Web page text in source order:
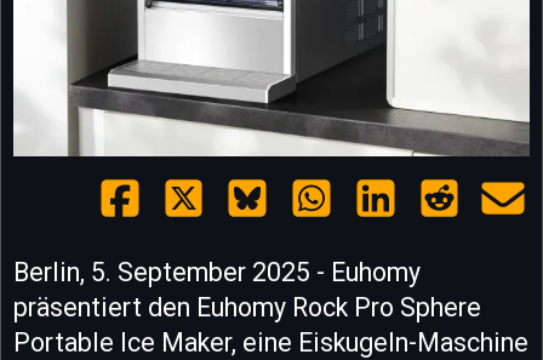
Berlin, 5. September 2025 - Euhomy
präsentiert den Euhomy Rock Pro Sphere
Portable Ice Maker, eine Eiskugeln-Maschine